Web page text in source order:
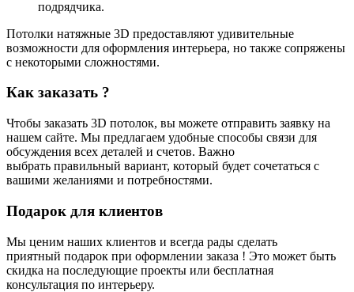
подрядчика.
Потолки натяжные 3D предоставляют удивительные
возможности для оформления интерьера, но также сопряжены
с некоторыми сложностями.
Как заказать ?
Чтобы заказать 3D потолок, вы можете отправить заявку на
нашем сайте. Мы предлагаем удобные способы связи для
обсуждения всех деталей и счетов. Важно
выбрать правильный вариант, который будет сочетаться с
вашими желаниями и потребностями.
Подарок для клиентов
Мы ценим наших клиентов и всегда рады сделать
приятный подарок при оформлении заказа ! Это может быть
скидка на последующие проекты или бесплатная
консультация по интерьеру.